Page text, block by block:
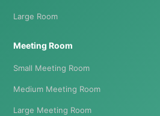
Large Room
Meeting Room
Small Meeting Room
Medium Meeting Room
Large Meeting Room